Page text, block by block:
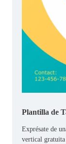
Plantilla de
Exprésate de
vertical gratuita